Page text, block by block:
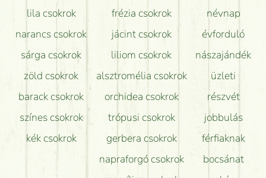
lila csokrok
narancs csokrok
sárga csokrok
zöld csokrok
barack csokrok
színes csokrok
kék csokrok
frézia csokrok
jácint csokrok
liliom csokrok
alsztromélia csokrok
orchidea csokrok
trópusi csokrok
gerbera csokrok
napraforgó csokrok
névnap
évforduló
nászajándék
üzleti
részvét
jobbulás
férfiaknak
bocsánat